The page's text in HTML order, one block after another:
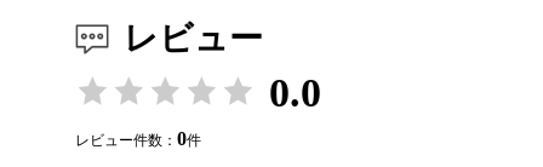
レビュー
0.0
レビュー件数： 0件